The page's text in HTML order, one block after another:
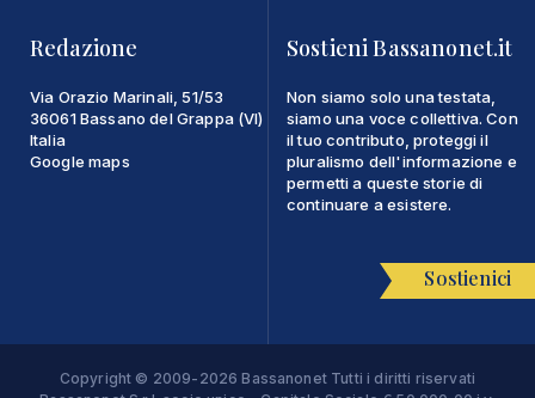
Redazione
Via Orazio Marinali, 51/53
36061 Bassano del Grappa (VI)
Italia
Google maps
Sostieni Bassanonet.it
Non siamo solo una testata,
siamo una voce collettiva. Con
il tuo contributo, proteggi il
pluralismo dell'informazione e
permetti a queste storie di
continuare a esistere.
Sostienici
Copyright © 2009-2026 Bassanonet Tutti i diritti riservati